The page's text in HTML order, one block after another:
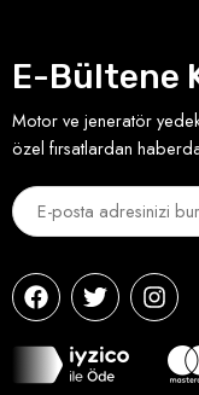
E-Bültene
Motor ve jeneratör
özel fırsatlardan